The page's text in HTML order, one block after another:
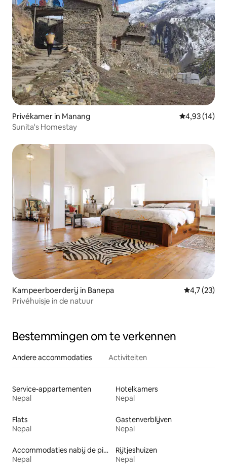
Privékamer in Manang Gemiddelde
4,93 (14)
Sunita's Homestay
Kampeerboerderij in Banepa
4,7 (23)
Privéhuisje in de natuur
Bestemmingen om te verkennen
Andere accommodaties Activiteiten
Service-appartementen
Nepal
Hotelkamers
Nepal
Flats
Nepal
Gastenverblijven
Nepal
Accommodaties nabij de piste
Nepal
Rijtjeshuizen
Nepal